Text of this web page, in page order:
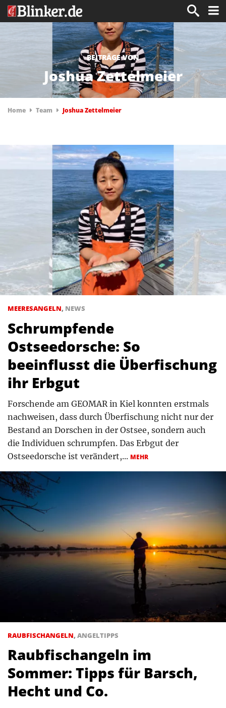
BEITRÄGE VON
Joshua Zettelmeier
Home Team Joshua Zettelmeier
MEERESANGELN, NEWS
Schrumpfende
Ostseedorsche: So
beeinflusst die Überfischung
ihr Erbgut
Forschende am GEOMAR in Kiel konnten erstmals
nachweisen, dass durch Überfischung nicht nur der
Bestand an Dorschen in der Ostsee, sondern auch
die Individuen schrumpfen. Das Erbgut der
Ostseedorsche ist verändert,... MEHR
RAUBFISCHANGELN, ANGELTIPPS
Raubfischangeln im
Sommer: Tipps für Barsch,
Hecht und Co.